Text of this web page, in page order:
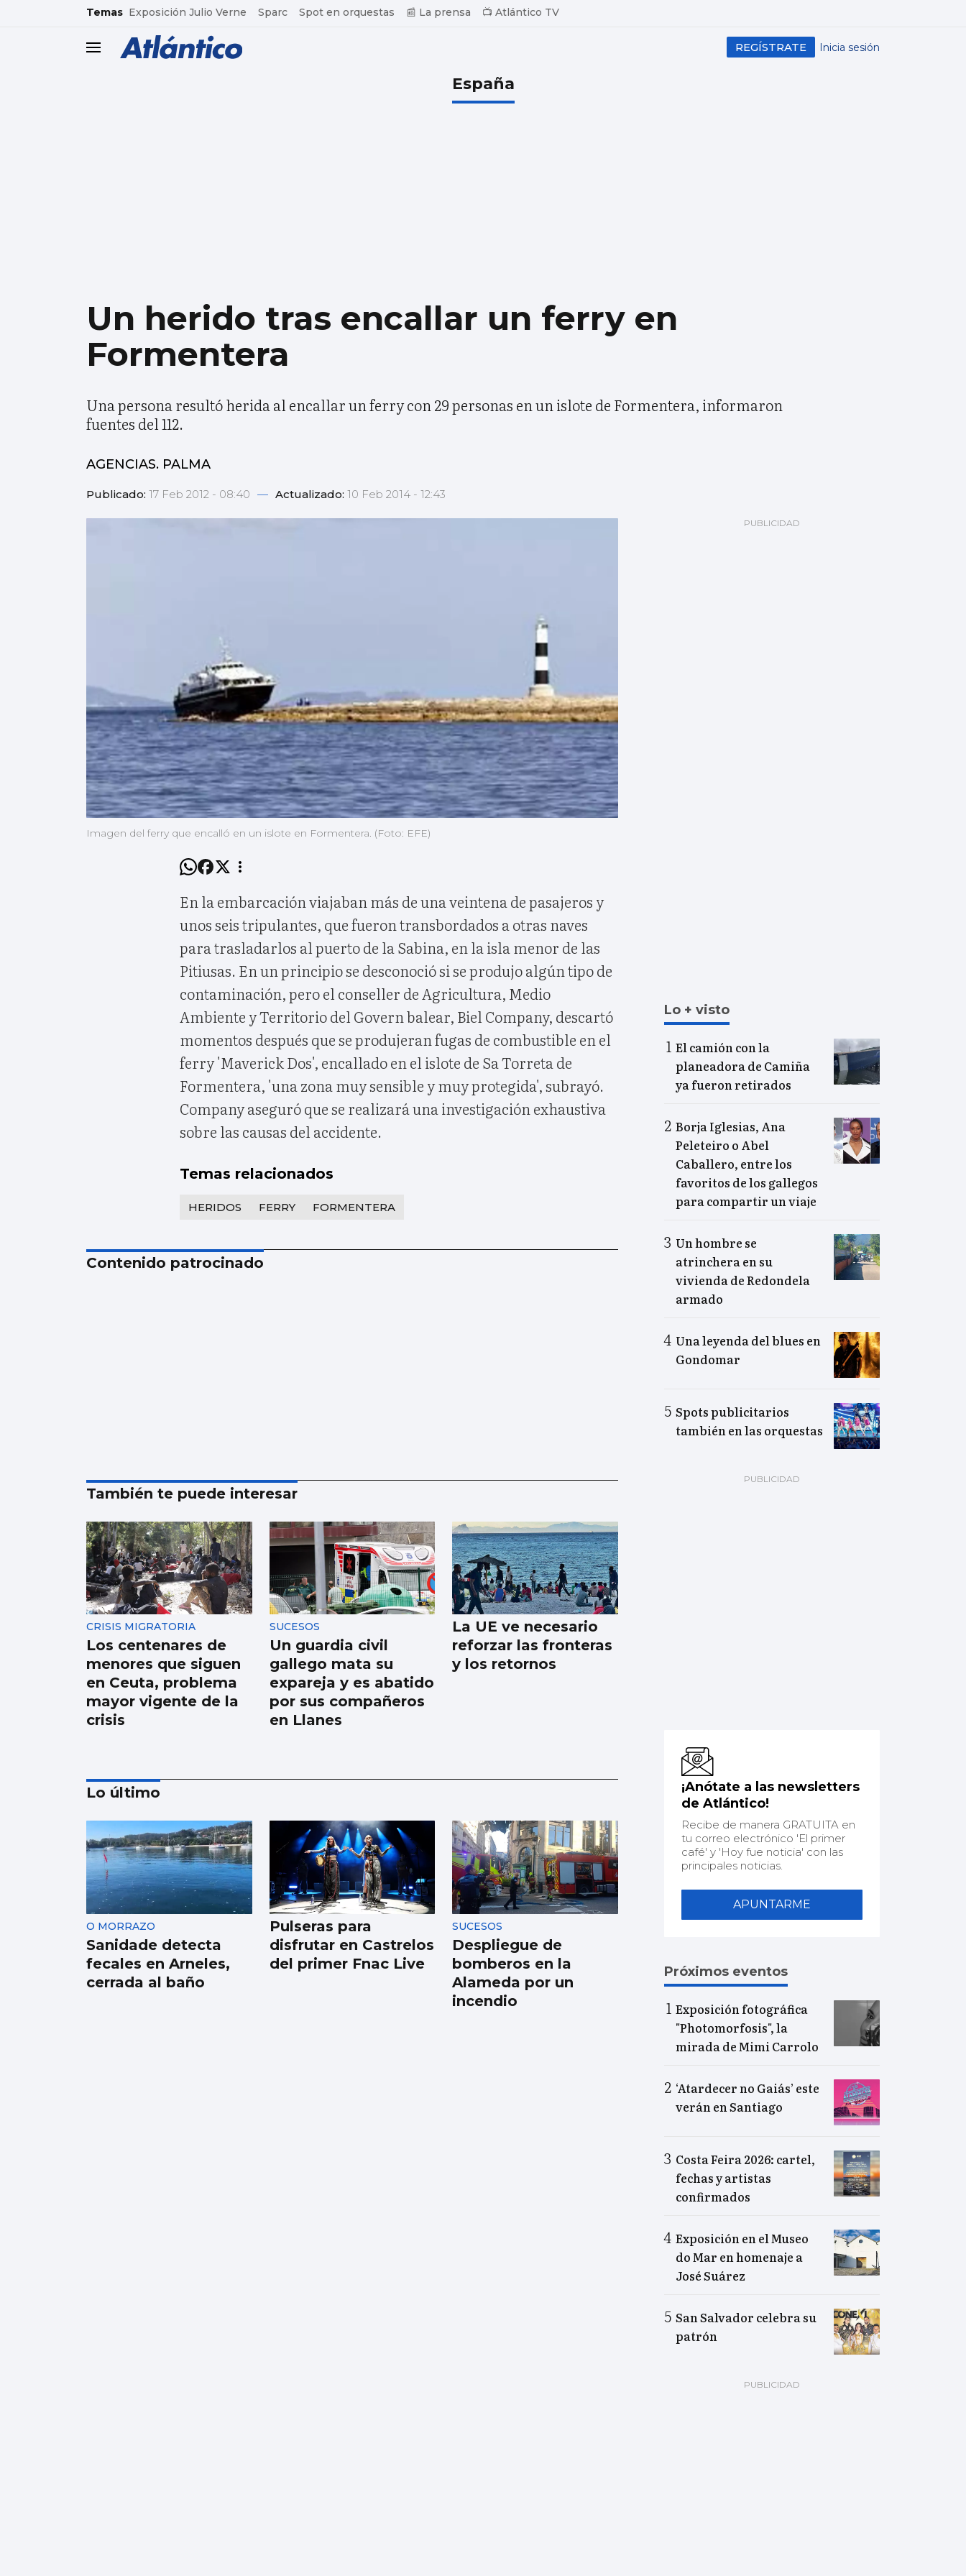
common.go-to-content
Temas Exposición Julio Verne Sparc Spot en orquestas 📰 La prensa 📺 Atlántico TV
header.menu.open Inicia sesión
REGÍSTRATE
España
Un herido tras encallar un ferry en
Formentera
Una persona resultó herida al encallar un ferry con 29 personas en un islote de Formentera, informaron
fuentes del 112.
AGENCIAS. PALMA
Publicado: 17 Feb 2012 - 08:40 — Actualizado: 10 Feb 2014 - 12:43
Imagen del ferry que encalló en un islote en Formentera. (Foto: EFE)
En la embarcación viajaban más de una veintena de pasajeros y
unos seis tripulantes, que fueron transbordados a otras naves
para trasladarlos al puerto de la Sabina, en la isla menor de las
Pitiusas. En un principio se desconoció si se produjo algún tipo de
contaminación, pero el conseller de Agricultura, Medio
Ambiente y Territorio del Govern balear, Biel Company, descartó
momentos después que se produjeran fugas de combustible en el
ferry 'Maverick Dos', encallado en el islote de Sa Torreta de
Formentera, 'una zona muy sensible y muy protegida', subrayó.
Company aseguró que se realizará una investigación exhaustiva
sobre las causas del accidente.
Temas relacionados
HERIDOS FERRY FORMENTERA
Contenido patrocinado
También te puede interesar
CRISIS MIGRATORIA
Los centenares de
menores que siguen
en Ceuta, problema
mayor vigente de la
crisis
SUCESOS
Un guardia civil
gallego mata su
expareja y es abatido
por sus compañeros
en Llanes
La UE ve necesario
reforzar las fronteras
y los retornos
AVALANCHA EN LA FRONTERA
Marlaska insiste: “No
hubo ni informe ni
aviso del CNI”
Lo último
O MORRAZO
Sanidade detecta
fecales en Arneles,
cerrada al baño
Pulseras para
disfrutar en Castrelos
del primer Fnac Live
SUCESOS
Despliegue de
bomberos en la
Alameda por un
incendio
Lo + visto
El camión con la
planeadora de Camiña
ya fueron retirados
Borja Iglesias, Ana
Peleteiro o Abel
Caballero, entre los
favoritos de los gallegos
para compartir un viaje
Un hombre se
atrinchera en su
vivienda de Redondela
armado
Una leyenda del blues en
Gondomar
Spots publicitarios
también en las orquestas
¡Anótate a las newsletters
de Atlántico!
Recibe de manera GRATUITA en
tu correo electrónico 'El primer
café' y 'Hoy fue noticia' con las
principales noticias.
APUNTARME
Próximos eventos
Exposición fotográfica
"Photomorfosis", la
mirada de Mimi Carrolo
‘Atardecer no Gaiás’ este
verán en Santiago
Costa Feira 2026: cartel,
fechas y artistas
confirmados
Exposición en el Museo
do Mar en homenaje a
José Suárez
San Salvador celebra su
patrón